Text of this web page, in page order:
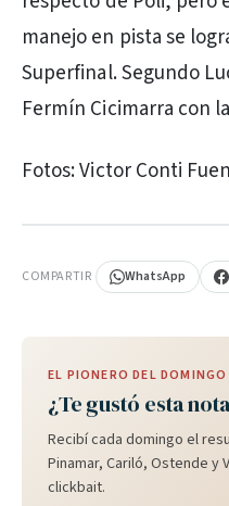
manejo en pista se
Superfinal. Segundo
Fermín Cicimarra con
Fotos: Victor Conti
COMPARTIR WhatsApp
EL PIONERO DEL DOMINGO
¿Te gustó esta
Recibí cada domingo el
Pinamar, Cariló, Ostende y
clickbait.